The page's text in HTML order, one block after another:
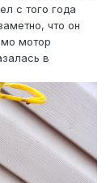
с того года
что он
мотор
в